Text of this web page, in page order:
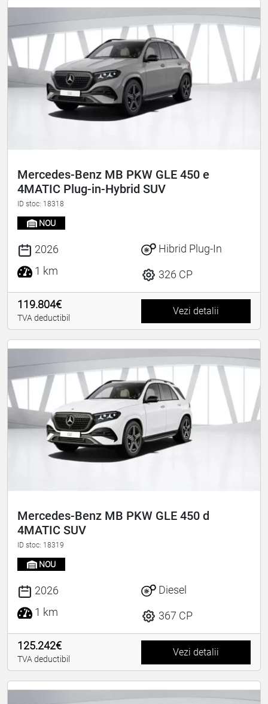
Mercedes-Benz MB PKW GLE 450 e
4MATIC Plug-in-Hybrid SUV
ID stoc: 18318
NOU
2026
1 km
Hibrid Plug-In
326 CP
119.804€
TVA deductibil
Vezi detalii
Mercedes-Benz MB PKW GLE 450 d
4MATIC SUV
ID stoc: 18319
NOU
2026
1 km
Diesel
367 CP
125.242€
TVA deductibil
Vezi detalii